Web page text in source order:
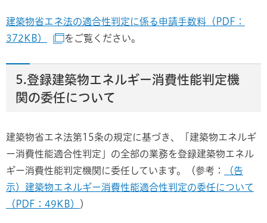
建築物省エネ法の適合性判定に係る申請手数料（PDF：
372KB）
（別ウインドウで開きます）
をご覧ください。
5.登録建築物エネルギー消費性能判定機
関の委任について
建築物省エネ法第15条の規定に基づき、「建築物エネルギ
ー消費性能適合性判定」の全部の業務を登録建築物エネル
ギー消費性能判定機関に委任しています。（参考：
（告
示）建築物エネルギー消費性能適合性判定の委任について
（PDF：49KB）
）